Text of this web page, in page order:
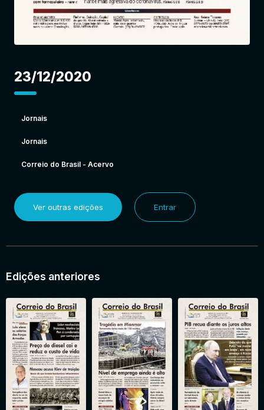
23/12/2020
Jornais
Jornais
Correio do Brasil - Acervo
Ver outras edições Entrar
Edições anteriores